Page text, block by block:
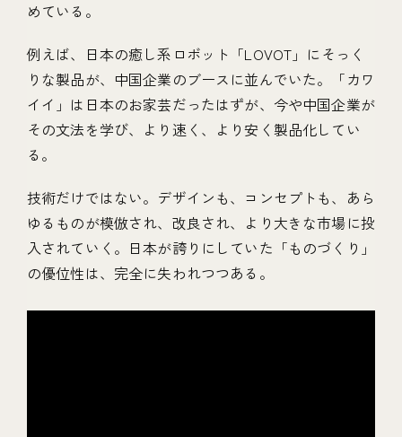
めている。
例えば、日本の癒し系ロボット「LOVOT」にそっく
りな製品が、中国企業のブースに並んでいた。「カワ
イイ」は日本のお家芸だったはずが、今や中国企業が
その文法を学び、より速く、より安く製品化してい
る。
技術だけではない。デザインも、コンセプトも、あら
ゆるものが模倣され、改良され、より大きな市場に投
入されていく。日本が誇りにしていた「ものづくり」
の優位性は、完全に失われつつある。